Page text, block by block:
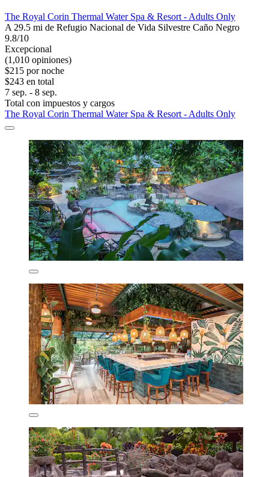
The Royal Corin Thermal Water Spa & Resort - Adults Only
A 29.5 mi de Refugio Nacional de Vida Silvestre Caño Negro
9.8/10
Excepcional
(1,010 opiniones)
$215 por noche
$243 en total
7 sep. - 8 sep.
Total con impuestos y cargos
The Royal Corin Thermal Water Spa & Resort - Adults Only